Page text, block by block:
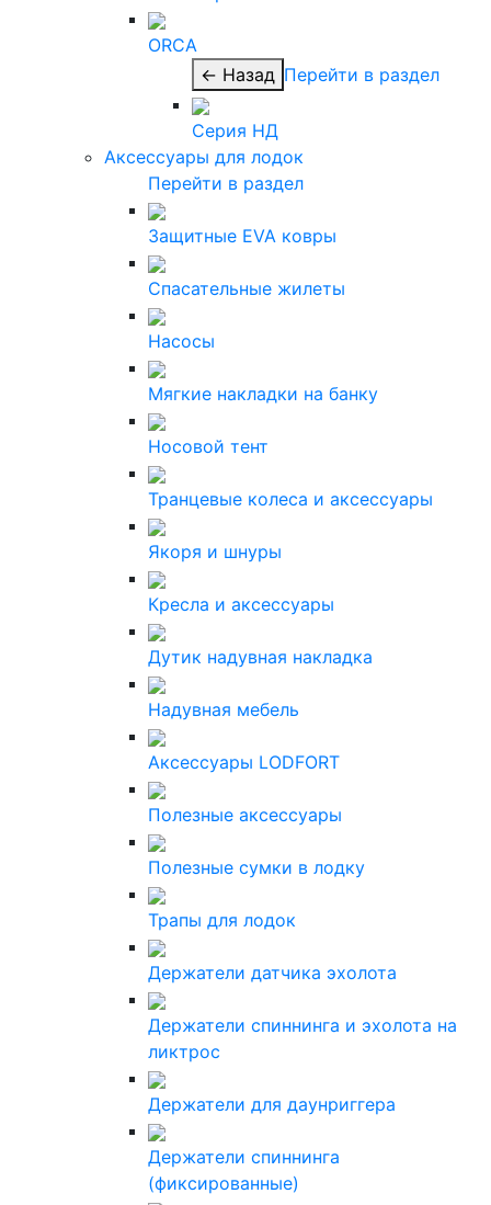
ORCA
← Назад Перейти в раздел
Серия НД
Аксессуары для лодок
Перейти в раздел
Защитные EVA ковры
Спасательные жилеты
Насосы
Мягкие накладки на банку
Носовой тент
Транцевые колеса и аксессуары
Якоря и шнуры
Кресла и аксессуары
Дутик надувная накладка
Надувная мебель
Аксессуары LODFORT
Полезные аксессуары
Полезные сумки в лодку
Трапы для лодок
Держатели датчика эхолота
Держатели спиннинга и эхолота на
ликтрос
Держатели для даунриггера
Держатели спиннинга
(фиксированные)